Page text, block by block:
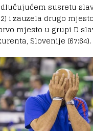
susretu
i zauzela drugo
mjesto u grupi D
Slovenije (67:64).